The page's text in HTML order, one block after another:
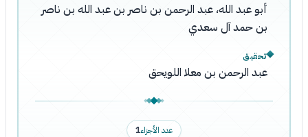
أبو عبد الله، عبد الرحمن بن ناصر بن عبد الله بن ناصر
بن حمد آل سعدي
تحقيق
عبد الرحمن بن معلا اللويحق
عدد الأجزاء1